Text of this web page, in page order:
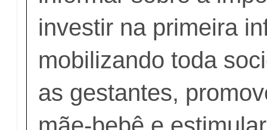
investir na primeira
mobilizando toda
as gestantes,